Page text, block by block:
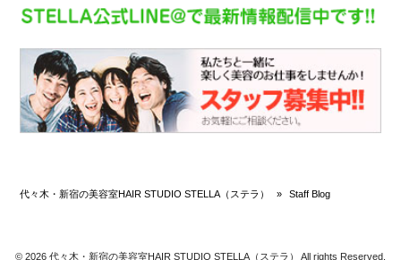
代々木・新宿の美容室HAIR STUDIO STELLA（ステラ） » Staff Blog
© 2026 代々木・新宿の美容室HAIR STUDIO STELLA（ステラ） All rights Reserved.